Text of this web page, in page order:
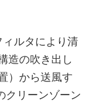
ィルタにより清
造の吹き出し
）から送風す
クリーンゾーン